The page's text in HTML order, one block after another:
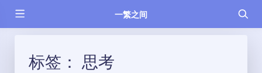
一繁之间
标签： 思考